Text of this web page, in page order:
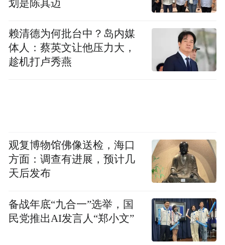
事实上，尽管周一各期限美债收益率走高，
但全天的波动幅度普遍都没有超过3个基点。
衡量美债预期波动性的美银MOVE指数目前
正处于3月底以来的最低水平。Mischler
了新的做空美国国债的苗头
——2年期和5年
期国债期货交易活跃度均大幅上升，这一变
化与交易员推迟对美联储降息的预期而建立
新空仓相符。
“特别声明：以上作品内容(包括在内的视频、图片或音
划是陈其迈
赖清德为何批台中？岛内媒
体人：蔡英文让他压力大，
趁机打卢秀燕
观复博物馆佛像送检，海口
方面：调查有进展，预计几
天后发布
备战年底“九合一”选举，国
民党推出AI发言人“郑小文”